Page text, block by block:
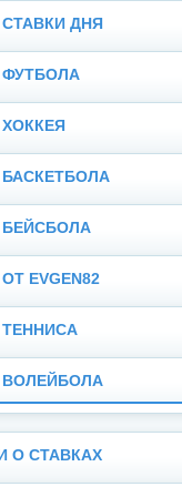
ДНЯ
ФУТБОЛА
БАСКЕТБОЛА
БЕЙСБОЛА
EVGEN82
ТЕННИСА
ВОЛЕЙБОЛА
О СТАВКАХ